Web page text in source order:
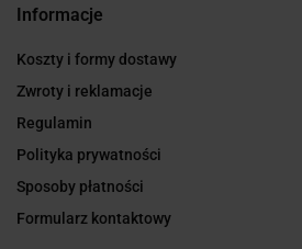
Informacje
Koszty i formy dostawy
Zwroty i reklamacje
Regulamin
Polityka prywatności
Sposoby płatności
Formularz kontaktowy